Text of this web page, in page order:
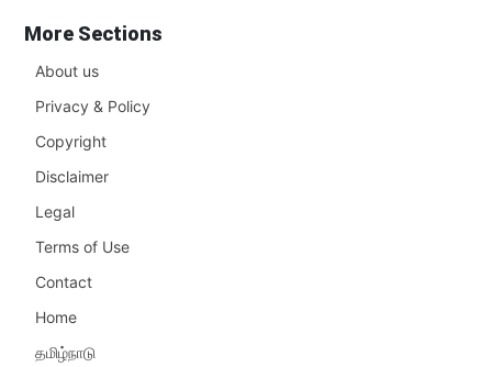
More Sections
About us
Privacy & Policy
Copyright
Disclaimer
Legal
Terms of Use
Contact
Home
தமிழ்நாடு